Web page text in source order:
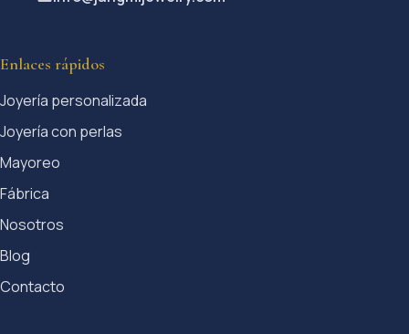
Enlaces rápidos
Joyería personalizada
Joyería con perlas
Mayoreo
Fábrica
Nosotros
Blog
Contacto